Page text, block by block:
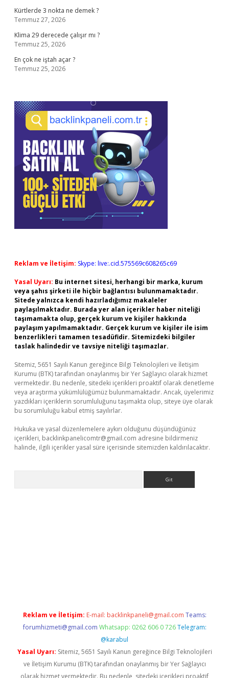
Kürtlerde 3 nokta ne demek ?
Temmuz 27, 2026
Klima 29 derecede çalışır mı ?
Temmuz 25, 2026
En çok ne iştah açar ?
Temmuz 25, 2026
Reklam ve İletişim: Skype: live:.cid.575569c608265c69
Yasal Uyarı: Bu internet sitesi, herhangi bir marka, kurum
veya şahıs şirketi ile hiçbir bağlantısı bulunmamaktadır.
Sitede yalnızca kendi hazırladığımız makaleler
paylaşılmaktadır. Burada yer alan içerikler haber niteliği
taşımamakta olup, gerçek kurum ve kişiler hakkında
paylaşım yapılmamaktadır. Gerçek kurum ve kişiler ile isim
benzerlikleri tamamen tesadüfidir. Sitemizdeki bilgiler
taslak halindedir ve tavsiye niteliği taşımazlar.
Sitemiz, 5651 Sayılı Kanun gereğince Bilgi Teknolojileri ve İletişim
Kurumu (BTK) tarafından onaylanmış bir Yer Sağlayıcı olarak hizmet
vermektedir. Bu nedenle, sitedeki içerikleri proaktif olarak denetleme
veya araştırma yükümlülüğümüz bulunmamaktadır. Ancak, üyelerimiz
yazdıkları içeriklerin sorumluluğunu taşımakta olup, siteye üye olarak
bu sorumluluğu kabul etmiş sayılırlar.
Hukuka ve yasal düzenlemelere aykırı olduğunu düşündüğünüz
içerikleri, backlinkpanelicomtr@gmail.com adresine bildirmeniz
halinde, ilgili içerikler yasal süre içerisinde sitemizden kaldırılacaktır.
Reklam ve İletişim: E-mail: backlinkpaneli@gmail.com Teams:
forumhizmeti@gmail.com Whatsapp: 0262 606 0 726 Telegram:
@karabul
Yasal Uyarı: Sitemiz, 5651 Sayılı Kanun gereğince Bilgi Teknolojileri
ve İletişim Kurumu (BTK) tarafından onaylanmış bir Yer Sağlayıcı
olarak hizmet vermektedir. Bu nedenle, sitedeki içerikleri proaktif